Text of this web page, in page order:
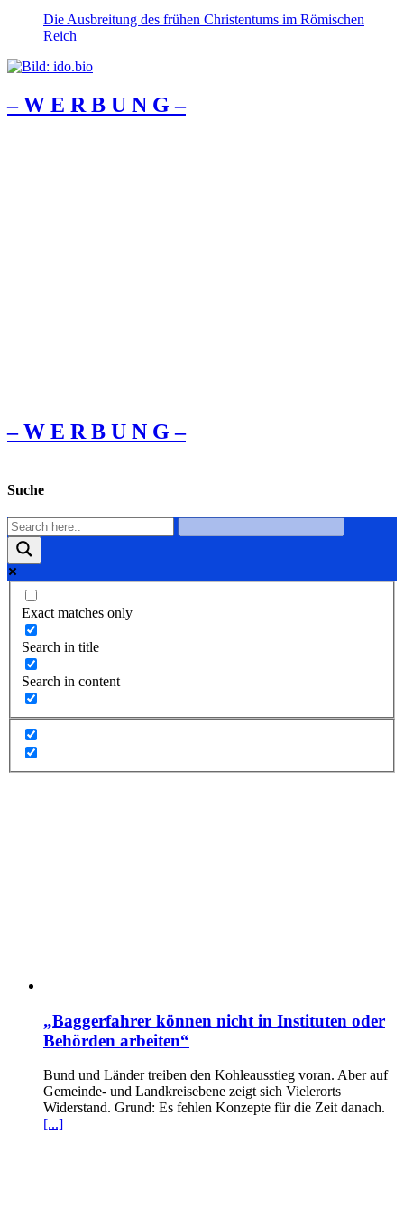
Die Ausbreitung des frühen Christentums im Römischen
Reich
– W Ε R Β U Ν G –
– W Ε R Β U Ν G –
Suche
Exact matches only
Search in title
Search in content
„Baggerfahrer können nicht in Instituten oder
Behörden arbeiten“
Bund und Länder treiben den Kohleausstieg voran. Aber auf
Gemeinde- und Landkreisebene zeigt sich Vielerorts
Widerstand. Grund: Es fehlen Konzepte für die Zeit danach.
[...]